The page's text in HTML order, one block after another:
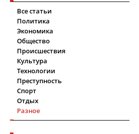
Все статьи
Политика
Экономика
Общество
Происшествия
Культура
Технологии
Преступность
Спорт
Отдых
Разное